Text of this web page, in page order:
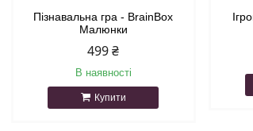
Пізнавальна гра - BrainBox
Малюнки
499 ₴
В наявності
Купити